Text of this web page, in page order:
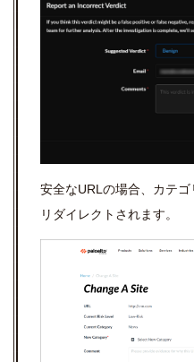
安全なURLの場合、カテ
リダイレクトされます。